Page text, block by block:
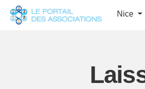
Nice
Panneau de gestion des cookies